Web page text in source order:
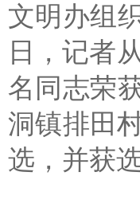
文明办组
日，记者
名同志荣
洞镇排田
选，并获